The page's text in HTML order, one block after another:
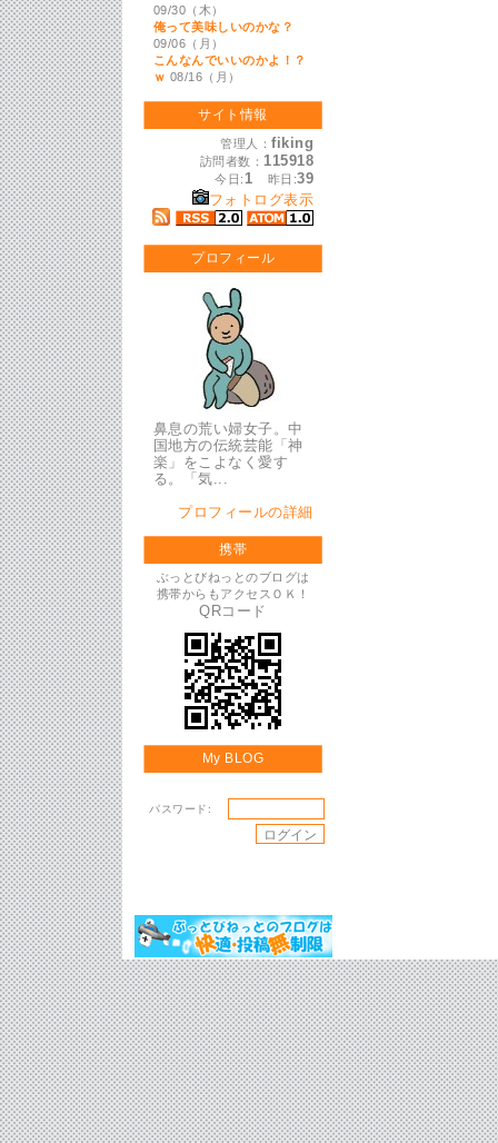
09/30（木）
俺って美味しいのかな？
09/06（月）
こんなんでいいのかよ！？
ｗ 08/16（月）
サイト情報
管理人： fiking
訪問者数： 115918
今日:1 昨日:39
フォトログ表示
プロフィール
鼻息の荒い婦女子。中
国地方の伝統芸能「神
楽」をこよなく愛す
る。「気...
プロフィールの詳細
携帯
ぶっとびねっとのブログは
携帯からもアクセスＯＫ！
QRコード
My BLOG
パスワード: